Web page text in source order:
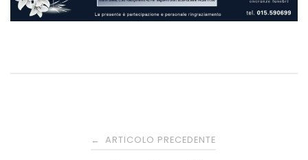
Navigazione
← ARTICOLO PRECEDENTE